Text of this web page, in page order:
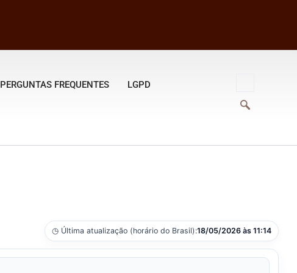
PERGUNTAS FREQUENTES LGPD
◷ Última atualização (horário do Brasil):18/05/2026 às 11:14